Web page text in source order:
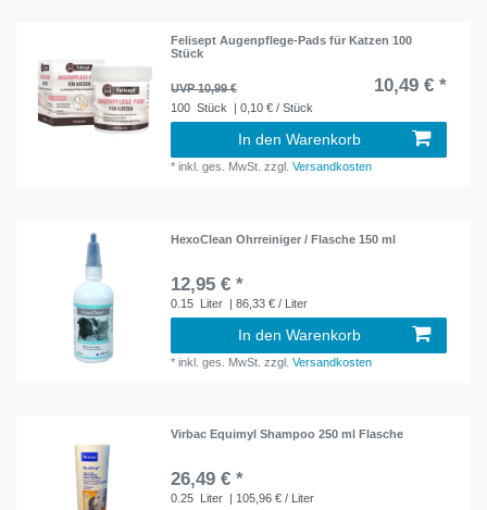
Felisept Augenpflege-Pads für Katzen 100
Stück
UVP 10,99 € 10,49 € *
100 Stück | 0,10 € / Stück
In den Warenkorb
*inkl. ges. MwSt. zzgl.Versandkosten
HexoClean Ohrreiniger / Flasche 150 ml
12,95 € *
0.15 Liter | 86,33 € / Liter
In den Warenkorb
*inkl. ges. MwSt. zzgl.Versandkosten
Virbac Equimyl Shampoo 250 ml Flasche
26,49 € *
0.25 Liter | 105,96 € / Liter